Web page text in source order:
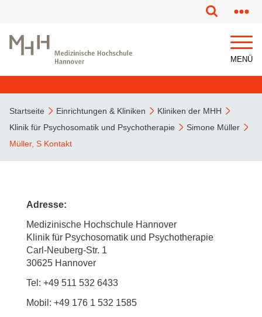
MENÜ
Startseite Einrichtungen & Kliniken
Kliniken der MHH
Klinik für Psychosomatik und Psychotherapie
Simone Müller
Müller, S Kontakt
Adresse:
Medizinische Hochschule Hannover
Klinik für Psychosomatik und Psychotherapie
Carl-Neuberg-Str. 1
30625 Hannover
Tel: +49 511 532 6433
Mobil: +49 176 1 532 1585